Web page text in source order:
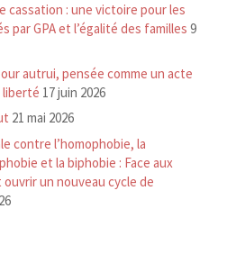
cassation : une victoire pour les
par GPA et l’égalité des familles 9
autrui, pensée comme un acte
liberté 17 juin 2026
21 mai 2026
contre l’homophobie, la
et la biphobie : Face aux
un nouveau cycle de